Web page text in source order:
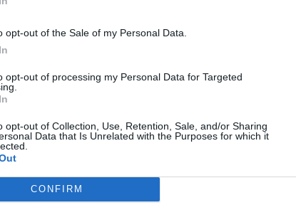
opt-out of the Sale of my Personal Data.
opt-out of processing my Personal Data for Targeted
opt-out of Collection, Use, Retention, Sale, and/or Sharing
Data that Is Unrelated with the Purposes for which it
CONFIRM
skolotāju, kas visus dzenā, tad, visticamāk,
ir jābūt pilnīgi skaidrai
mācību priekšmetu un kāda
pirms mājmācības sākšanas.